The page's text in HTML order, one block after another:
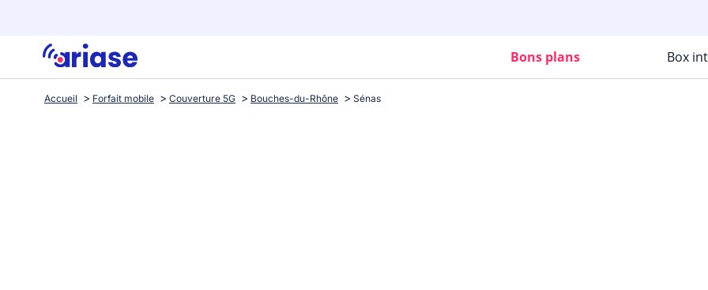
Bons plans Box
Accueil Forfait mobile Couverture 5G Bouches-du-Rhône Sénas